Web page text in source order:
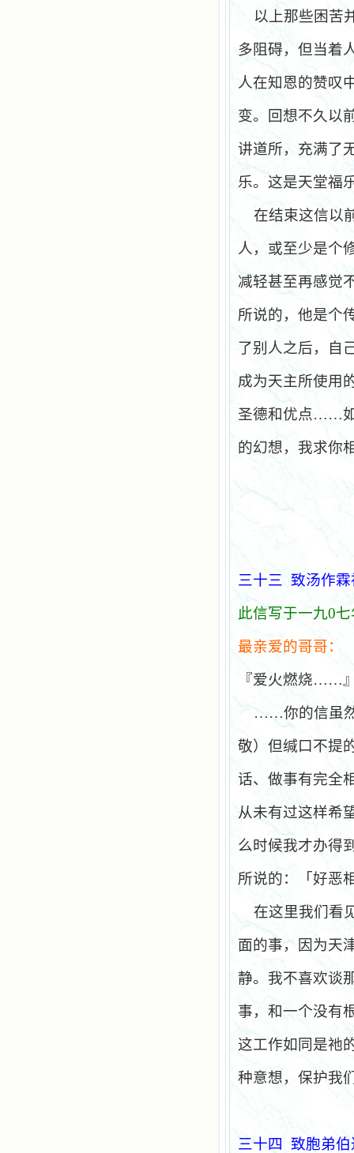
以上那些困苦
多阻碍，但当着
人在知恩的赞叹
变。回想不久以
讲道所，充满了
乐。这是天堂福
在结束这信以
人，或至少是个
减轻甚至再感觉
所说的，他是个
了别人之后，自
成为天主所使用
圣德和优点……如
的幻想，我求你
三十三
致汤作
此信写于一九0
最亲爱的哥哥：
『爱火燃烧……
……你的信虽然
敬）但缄口不提
话、做事有完全
从未有过这样希
么时候我才办得
所说的：「好恶
在这里我们看
面的事，因为天
静。我不喜欢谈
事，和一个没有
这工作如同是祂
种意想，保护我
三十四
致胞弟伯